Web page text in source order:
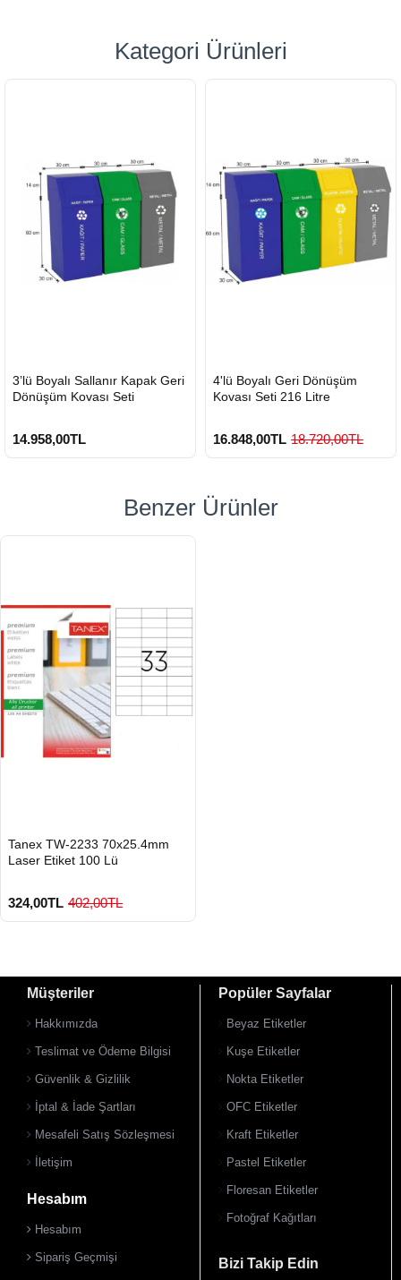
Kategori Ürünleri
HIZLI
GÖNDERİ
3’lü Boyalı Sallanır Kapak Geri
Dönüşüm Kovası Seti
14.958,00TL
HIZLI
GÖNDERİ
4'lü Boyalı Geri Dönüşüm
Kovası Seti 216 Litre
16.848,00TL 18.720,00TL
Benzer Ürünler
GÖNDERİ
900 TL Üzeri Kargo Ücretsiz
Tanex TW-2233 70x25.4mm
Laser Etiket 100 Lü
324,00TL 402,00TL
Müşteriler
Hakkımızda
Teslimat ve Ödeme Bilgisi
Güvenlik & Gizlilik
İptal & İade Şartları
Mesafeli Satış Sözleşmesi
İletişim
Hesabım
Hesabım
Sipariş Geçmişi
Popüler Sayfalar
Beyaz Etiketler
Kuşe Etiketler
Nokta Etiketler
OFC Etiketler
Kraft Etiketler
Pastel Etiketler
Floresan Etiketler
Fotoğraf Kağıtları
Bizi Takip Edin